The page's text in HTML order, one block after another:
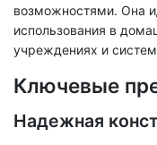
возможностями. Она
использования в
учреждениях и
Ключевые
Надежная